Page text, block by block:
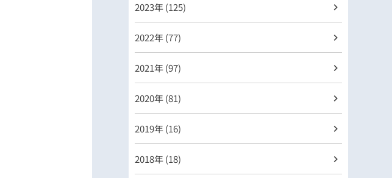
2023年 (125)
2022年 (77)
2021年 (97)
2020年 (81)
2019年 (16)
2018年 (18)